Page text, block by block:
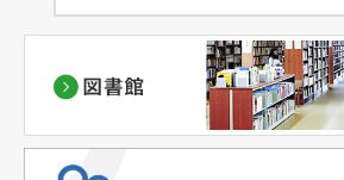
学修成果の評価に関する方針
（アセスメントプラン）
ハラスメント防止対策
教員紹介
出願方法
併願について
学費
学生サポート
キャンパスマップ
学生の暮らし
卒業生の方へ
保護者の方へ